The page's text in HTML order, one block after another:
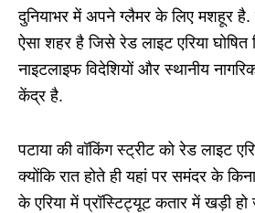
दुनियाभर में अपने ग्लैमर के लिए मशहूर है.
ऐसा शहर है जिसे रेड लाइट एरिया घोषित
नाइटलाइफ विदेशियों और स्थानीय
केंद्र है.
पटाया की वॉकिंग स्ट्रीट को रेड लाइट
क्योंकि रात होते ही यहां पर समंदर के
के एरिया में प्रॉस्टिट्यूट कतार में खड़ी